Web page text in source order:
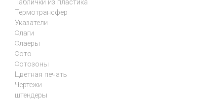
Таблички из пластика
Термотрансфер
Указатели
Флаги
Флаеры
Фото
Фотозоны
Цветная печать
Чертежи
штендеры